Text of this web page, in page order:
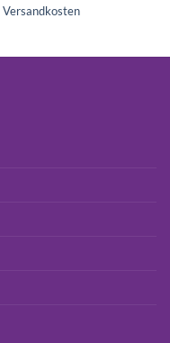
Versandkosten